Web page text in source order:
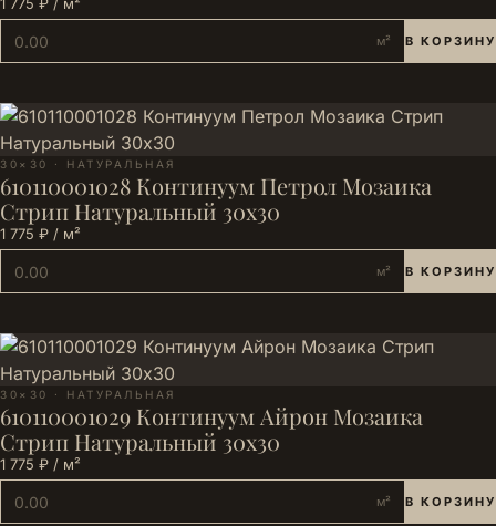
1 775 ₽ / м²
м² В КОРЗИНУ
30×30 · НАТУРАЛЬНАЯ
610110001028 Континуум Петрол Мозаика
Стрип Натуральный 30х30
1 775 ₽ / м²
м² В КОРЗИНУ
30×30 · НАТУРАЛЬНАЯ
610110001029 Континуум Айрон Мозаика
Стрип Натуральный 30х30
1 775 ₽ / м²
м² В КОРЗИНУ